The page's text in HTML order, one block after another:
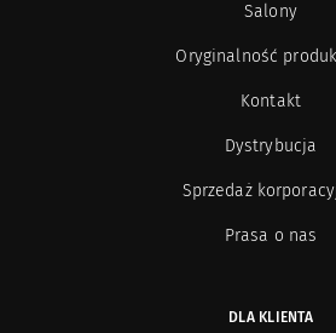
Salony
Oryginalność
Kontakt
Dystrybucja
Sprzedaż
Prasa o nas
DLA KLIENTA